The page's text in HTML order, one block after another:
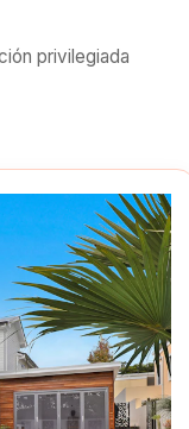
privilegiada